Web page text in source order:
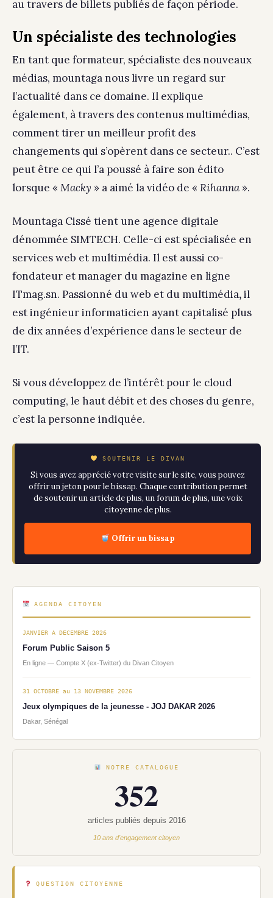
au travers de billets publiés de façon période.
Un spécialiste des technologies
En tant que formateur, spécialiste des nouveaux
médias, mountaga nous livre un regard sur
l’actualité dans ce domaine. Il explique
également, à travers des contenus multimédias,
comment tirer un meilleur profit des
changements qui s’opèrent dans ce secteur.. C’est
peut être ce qui l’a poussé à faire son édito
lorsque « Macky » a aimé la vidéo de « Rihanna ».
Mountaga Cissé tient une agence digitale
dénommée SIMTECH. Celle-ci est spécialisée en
services web et multimédia. Il est aussi co-
fondateur et manager du magazine en ligne
ITmag.sn. Passionné du web et du multimédia,il
est ingénieur informaticien ayant capitalisé plus
de dix années d’expérience dans le secteur de
l’IT.
Si vous développez de l’intérêt pour le cloud
computing, le haut débit et des choses du genre,
c’est la personne indiquée.
SOUTENIR LE DIVAN
Si vous avez apprécié votre visite sur le site, vous pouvez
offrir un jeton pour le bissap. Chaque contribution permet
de soutenir un article de plus, un forum de plus, une voix
citoyenne de plus.
Offrir un bissap
AGENDA CITOYEN
JANVIER A DECEMBRE 2026
Forum Public Saison 5
En ligne — Compte X (ex-Twitter) du Divan Citoyen
31 OCTOBRE au 13 NOVEMBRE 2026
Jeux olympiques de la jeunesse - JOJ DAKAR 2026
Dakar, Sénégal
NOTRE CATALOGUE
352
articles publiés depuis 2016
10 ans d'engagement citoyen
QUESTION CITOYENNE